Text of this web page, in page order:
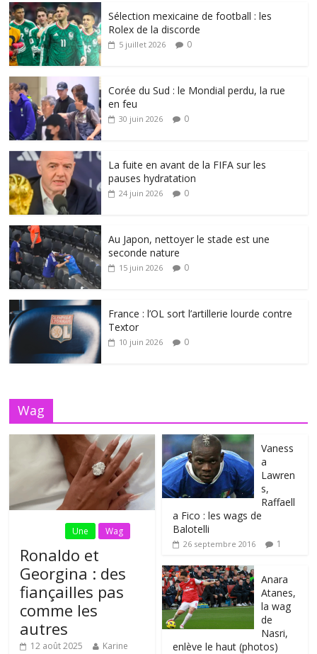
Sélection mexicaine de football : les
Rolex de la discorde
5 juillet 2026 0
Corée du Sud : le Mondial perdu, la rue
en feu
30 juin 2026 0
La fuite en avant de la FIFA sur les
pauses hydratation
24 juin 2026 0
Au Japon, nettoyer le stade est une
seconde nature
15 juin 2026 0
France : l’OL sort l’artillerie lourde contre
Textor
10 juin 2026 0
Wag
Une Wag
Ronaldo et
Georgina : des
fiançailles pas
comme les
autres
12 août 2025
Karine
Vaness
a
Lawren
s,
Raffaell
a Fico : les wags de
Balotelli
26 septembre 2016 1
Anara
Atanes,
la wag
de
Nasri,
enlève le haut (photos)